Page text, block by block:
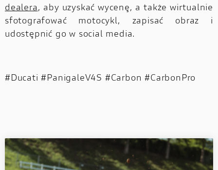
dealera , aby uzyskać wycenę, a także wirtualnie
sfotografować motocykl, zapisać obraz i
udostępnić go w social media.
#Ducati #PanigaleV4S #Carbon #CarbonPro